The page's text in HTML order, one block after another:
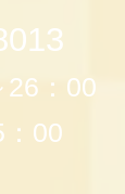
26：00
00